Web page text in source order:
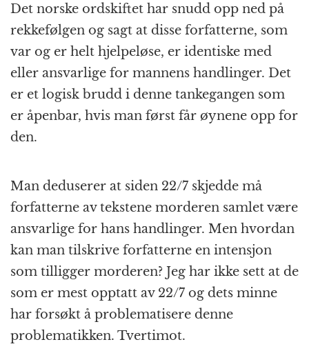
Det norske ordskiftet har snudd opp ned på
rekkefølgen og sagt at disse forfatterne, som
var og er helt hjelpeløse, er identiske med
eller ansvarlige for mannens handlinger. Det
er et logisk brudd i denne tankegangen som
er åpenbar, hvis man først får øynene opp for
den.
Man deduserer at siden 22/7 skjedde må
forfatterne av tekstene morderen samlet være
ansvarlige for hans handlinger. Men hvordan
kan man tilskrive forfatterne en intensjon
som tilligger morderen? Jeg har ikke sett at de
som er mest opptatt av 22/7 og dets minne
har forsøkt å problematisere denne
problematikken. Tvertimot.